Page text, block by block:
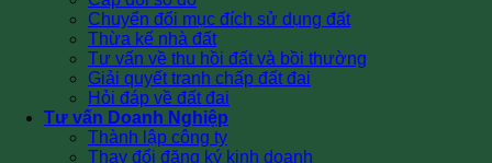
Chuyển đổi mục đích sử dụng đất
Thừa kế nhà đất
Tư vấn về thu hồi đất và bồi thường
Giải quyết tranh chấp đất đai
Hỏi đáp về đất đai
Tư vấn Doanh Nghiệp
Thành lập công ty
Thay đổi đăng ký kinh doanh